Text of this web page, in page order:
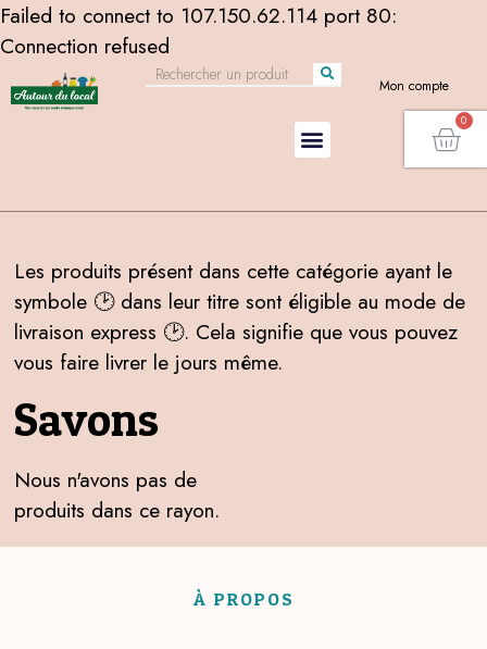
Failed to connect to 107.150.62.114 port 80:
Connection refused
Mon compte
Les produits présent dans cette catégorie ayant le
symbole 🕑 dans leur titre sont éligible au mode de
livraison express 🕑. Cela signifie que vous pouvez
vous faire livrer le jours même.
Savons
Nous n'avons pas de
produits dans ce rayon.
À PROPOS